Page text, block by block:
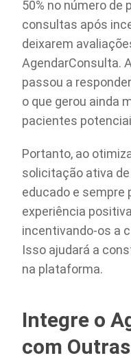
50% no número de
consultas após
deixarem
AgendarConsulta.
passou a
o que gerou ainda
pacientes
Portanto, ao
solicitação ativa
educado e sempre
experiência
incentivando-os a
Isso ajudará a
na plataforma.
Integre o
com